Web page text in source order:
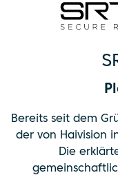
Bereits seit dem
der von Haivision
Die